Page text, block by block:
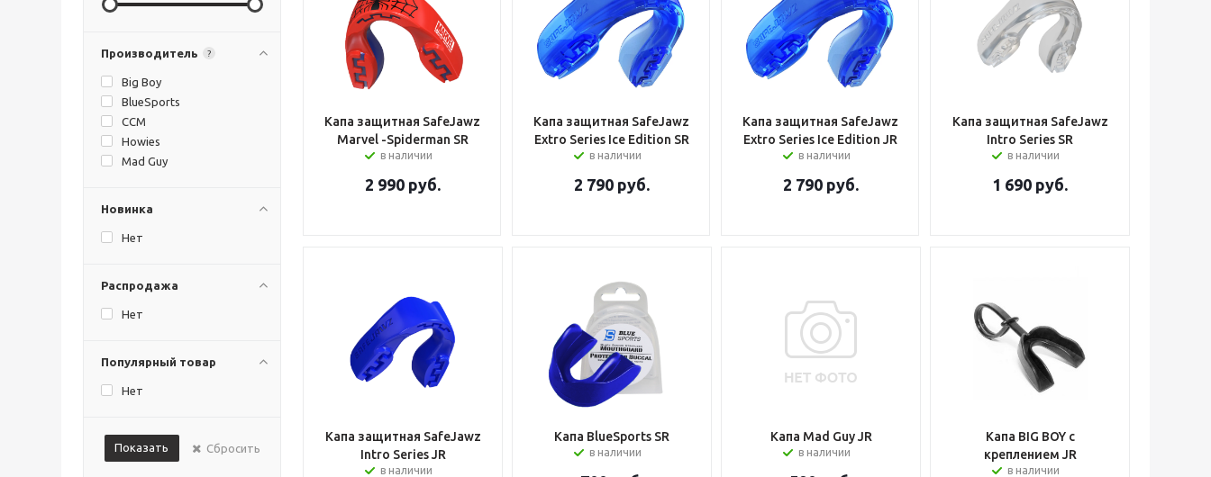
Производитель ?
Big Boy
BlueSports
CCM
Howies
Mad Guy
Новинка
Нет
Распродажа
Нет
Популярный товар
Нет
Показать Сбросить
Капа защитная SafeJawz
Marvel -Spiderman SR
в наличии
2 990руб.
Капа защитная SafeJawz
Extro Series Ice Edition SR
в наличии
2 790руб.
Капа защитная SafeJawz
Extro Series Ice Edition JR
в наличии
2 790руб.
Капа защитная SafeJawz
Intro Series SR
в наличии
1 690 руб.
Капа защитная SafeJawz
Intro Series JR
в наличии
Капа BlueSports SR
в наличии
Капа Mad Guy JR
в наличии
Капа BIG BOY с
креплением JR
в наличии